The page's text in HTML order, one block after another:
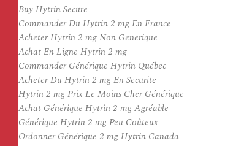
Buy Hytrin Secure
Commander Du Hytrin 2 mg En France
Acheter Hytrin 2 mg Non Generique
Achat En Ligne Hytrin 2 mg
Commander Générique Hytrin Québec
Acheter Du Hytrin 2 mg En Securite
Hytrin 2 mg Prix Le Moins Cher Générique
Achat Générique Hytrin 2 mg Agréable
Générique Hytrin 2 mg Peu Coûteux
Ordonner Générique 2 mg Hytrin Canada